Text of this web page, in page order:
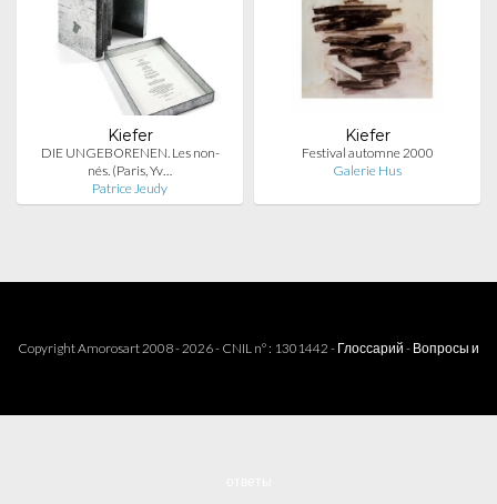
Kiefer
DIE UNGEBORENEN. Les non-
nés. (Paris, Yv…
Patrice Jeudy
Kiefer
Festival automne 2000
Galerie Hus
Copyright Amorosart 2008 - 2026 - CNIL n° : 1301442 - Глоссарий - Вопросы и